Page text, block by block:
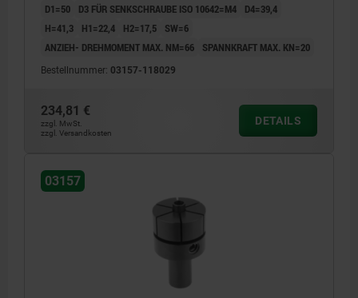
für Bearbeitungszentren, Bohr- und
mit Einspannzapfen für Drehmaschinen
D1=50
D3 FÜR SENKSCHRAUBE ISO 10642=M4
D4=39,4
H=41,3
H1=22,4 H2=17,5
SW=6
ANZIEH- DREHMOMENT MAX. NM=66
SPANNKRAFT MAX. KN=20
Bestellnummer: 03157-118029
234,81 €
zzgl. MwSt.
zzgl. Versandkosten
DETAILS
03157